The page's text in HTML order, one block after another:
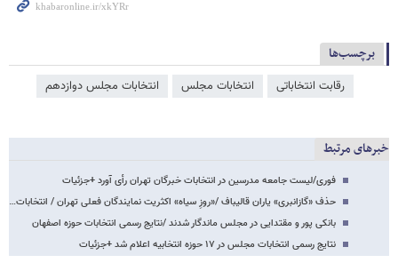
برچسب‌ها
رقابت انتخاباتی انتخابات مجلس انتخابات مجلس دوازدهم
خبرهای مرتبط
فوری/لیست جامعه مدرسین در انتخابات خبرگان تهران رأی آورد +جزئیات
حذف «گازانبری» یاران قالیباف /«روزِ سیاه» اکثریت نمایندگان فعلی تهران / انتخابات…
بانکی پور و مقتدایی در مجلس ماندگار شدند /نتایج رسمی انتخابات حوزه اصفهان
نتایج رسمی انتخابات مجلس در ۱۷ حوزه انتخابیه اعلام شد +جزئیات